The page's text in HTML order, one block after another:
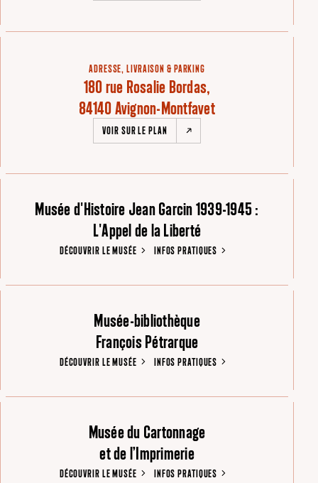
ADRESSE, LIVRAISON & PARKING
180 rue Rosalie Bordas,
84140 Avignon-Montfavet
VOIR SUR LE PLAN
Musée d'Histoire Jean Garcin 1939-1945 :
L'Appel de la Liberté
DÉCOUVRIR LE MUSÉE INFOS PRATIQUES
Musée-bibliothèque
François Pétrarque
DÉCOUVRIR LE MUSÉE INFOS PRATIQUES
Musée du Cartonnage
et de l’Imprimerie
DÉCOUVRIR LE MUSÉE INFOS PRATIQUES